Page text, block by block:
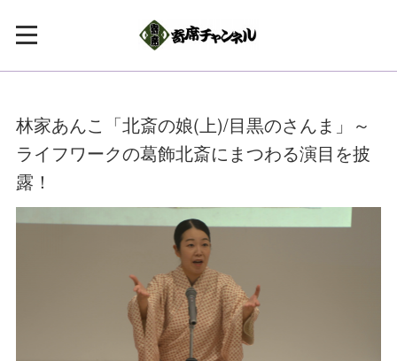
林家あんこ「北斎の娘(上)/目黒のさんま」～
ライフワークの葛飾北斎にまつわる演目を披
露！